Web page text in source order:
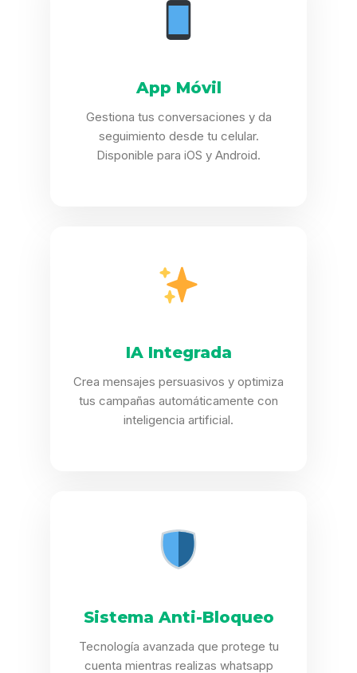
App Móvil
Gestiona tus conversaciones y da
seguimiento desde tu celular.
Disponible para iOS y Android.
IA Integrada
Crea mensajes persuasivos y optimiza
tus campañas automáticamente con
inteligencia artificial.
Sistema Anti-Bloqueo
Tecnología avanzada que protege tu
cuenta mientras realizas whatsapp